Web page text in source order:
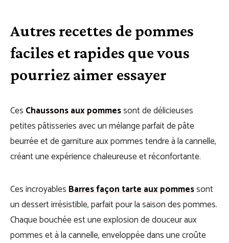
Autres recettes de pommes
faciles et rapides que vous
pourriez aimer essayer
CesChaussons aux pommessont de délicieuses
petites pâtisseries avec un mélange parfait de pâte
beurrée et de garniture aux pommes tendre à la cannelle,
créant une expérience chaleureuse et réconfortante.
Ces incroyablesBarres façon tarte aux pommessont
un dessert irrésistible, parfait pour la saison des pommes.
Chaque bouchée est une explosion de douceur aux
pommes et à la cannelle, enveloppée dans une croûte